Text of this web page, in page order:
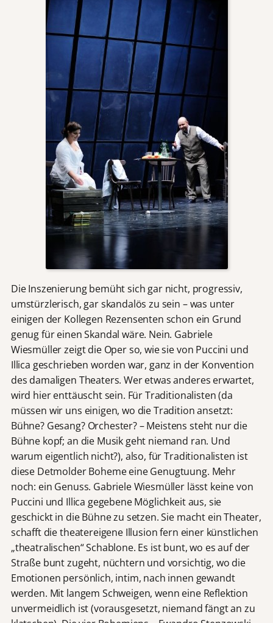
Die Inszenierung bemüht sich gar nicht, progressiv,
umstürzlerisch, gar skandalös zu sein – was unter
einigen der Kollegen Rezensenten schon ein Grund
genug für einen Skandal wäre. Nein. Gabriele
Wiesmüller zeigt die Oper so, wie sie von Puccini und
Illica geschrieben worden war, ganz in der Konvention
des damaligen Theaters. Wer etwas anderes erwartet,
wird hier enttäuscht sein. Für Traditionalisten (da
müssen wir uns einigen, wo die Tradition ansetzt:
Bühne? Gesang? Orchester? – Meistens steht nur die
Bühne kopf; an die Musik geht niemand ran. Und
warum eigentlich nicht?), also, für Traditionalisten ist
diese Detmolder Boheme eine Genugtuung. Mehr
noch: ein Genuss. Gabriele Wiesmüller lässt keine von
Puccini und Illica gegebene Möglichkeit aus, sie
geschickt in die Bühne zu setzen. Sie macht ein Theater,
schafft die theatereigene Illusion fern einer künstlichen
„theatralischen“ Schablone. Es ist bunt, wo es auf der
Straße bunt zugeht, nüchtern und vorsichtig, wo die
Emotionen persönlich, intim, nach innen gewandt
werden. Mit langem Schweigen, wenn eine Reflektion
unvermeidlich ist (vorausgesetzt, niemand fängt an zu